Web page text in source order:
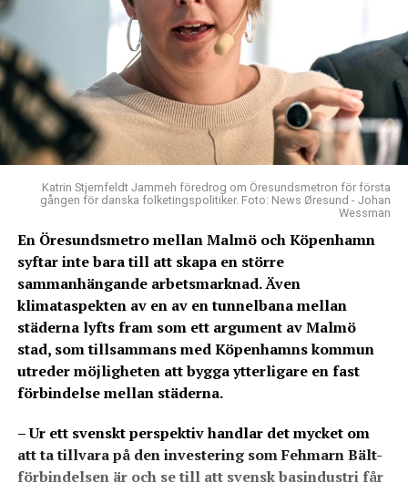
Katrin Stjernfeldt Jammeh föredrog om Öresundsmetron för första
gången för danska folketingspolitiker. Foto: News Øresund - Johan
Wessman
En Öresundsmetro mellan Malmö och Köpenhamn
syftar inte bara till att skapa en större
sammanhängande arbetsmarknad. Även
klimataspekten av en av en tunnelbana mellan
städerna lyfts fram som ett argument av Malmö
stad, som tillsammans med Köpenhamns kommun
utreder möjligheten att bygga ytterligare en fast
förbindelse mellan städerna.
– Ur ett svenskt perspektiv handlar det mycket om
att ta tillvara på den investering som Fehmarn Bält-
förbindelsen är och se till att svensk basindustri får